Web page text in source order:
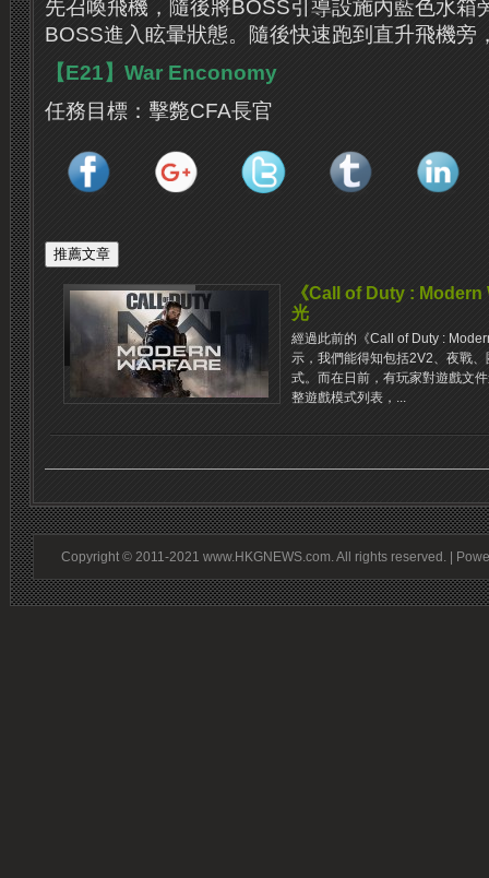
先召喚飛機，隨後將BOSS引導設施內藍色水箱
BOSS進入眩暈狀態。隨後快速跑到直升飛機旁
【E21】War Enconomy
任務目標：擊斃CFA長官
《Call of Duty :
光
經過此前的《Call of Duty :
示，我們能得知包括2V2、夜戰
式。而在日前，有玩家對遊戲文
整遊戲模式列表，...
Copyright © 2011-2021 www.HKGNEWS.com. All rights reserved. |